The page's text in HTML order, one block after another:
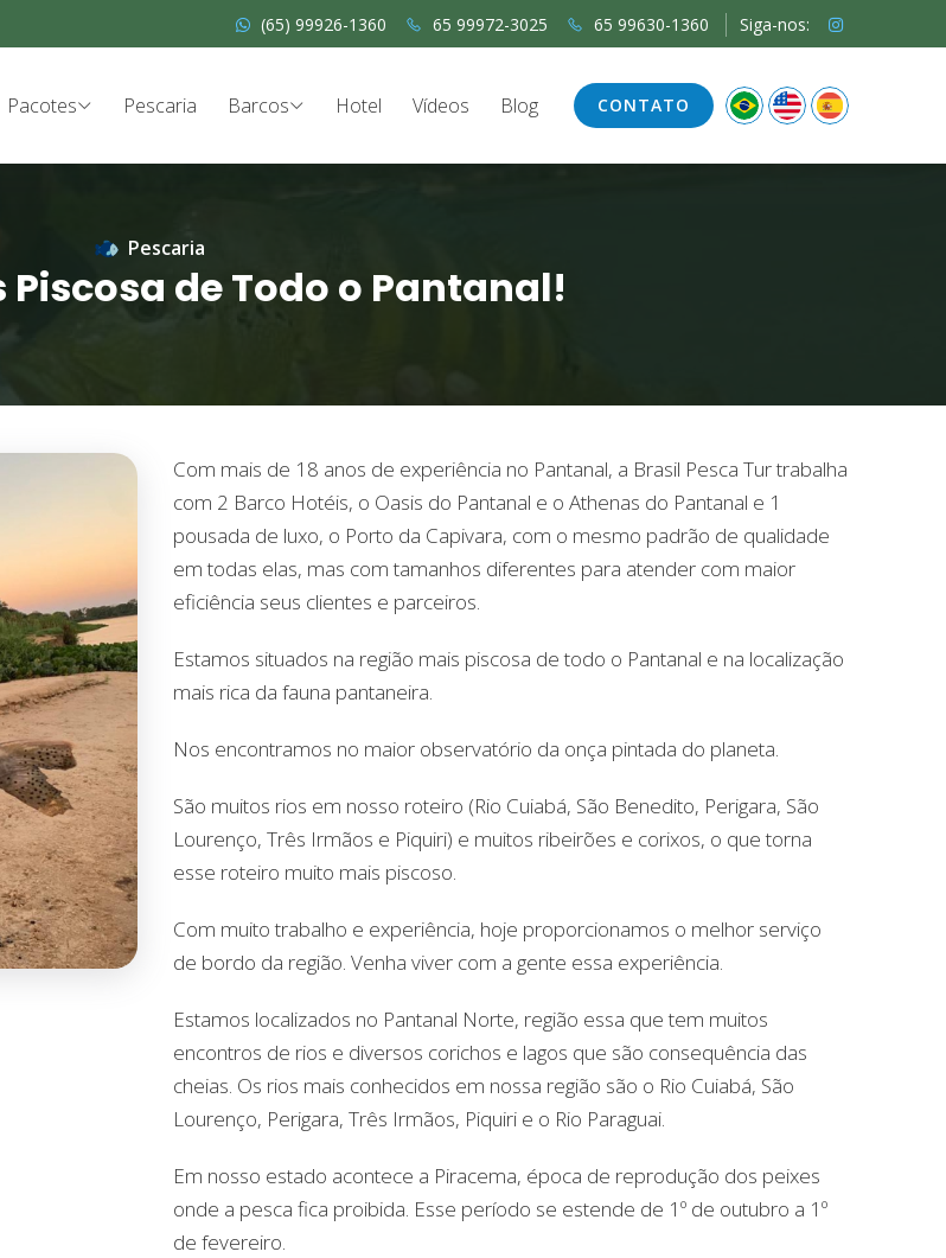
(65) 99926-1360 65 99972-3025 65 99630-1360 Siga-nos:
Pacotes Pescaria Barcos Hotel Vídeos Blog CONTATO
Pescaria
Piscosa de Todo o Pantanal!
Com mais de 18 anos de experiência no Pantanal, a Brasil Pesca Tur trabalha
com 2 Barco Hotéis, o Oasis do Pantanal e o Athenas do Pantanal e 1
pousada de luxo, o Porto da Capivara, com o mesmo padrão de qualidade
em todas elas, mas com tamanhos diferentes para atender com maior
eficiência seus clientes e parceiros.
Estamos situados na região mais piscosa de todo o Pantanal e na localização
mais rica da fauna pantaneira.
Nos encontramos no maior observatório da onça pintada do planeta.
São muitos rios em nosso roteiro (Rio Cuiabá, São Benedito, Perigara, São
Lourenço, Três Irmãos e Piquiri) e muitos ribeirões e corixos, o que torna
esse roteiro muito mais piscoso.
Com muito trabalho e experiência, hoje proporcionamos o melhor serviço
de bordo da região. Venha viver com a gente essa experiência.
Estamos localizados no Pantanal Norte, região essa que tem muitos
encontros de rios e diversos corichos e lagos que são consequência das
cheias. Os rios mais conhecidos em nossa região são o Rio Cuiabá, São
Lourenço, Perigara, Três Irmãos, Piquiri e o Rio Paraguai.
Em nosso estado acontece a Piracema, época de reprodução dos peixes
onde a pesca fica proibida. Esse período se estende de 1º de outubro a 1º
de fevereiro.